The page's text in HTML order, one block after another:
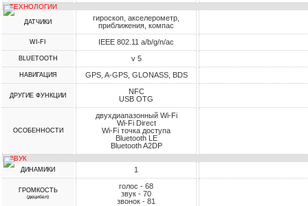
ТЕХНОЛОГИИ
ДАТЧИКИ
гироскоп, акселерометр,
приближения, компас
WI-FI IEEE 802.11 a/b/g/n/ac
BLUETOOTH v 5
НАВИГАЦИЯ GPS, A-GPS, GLONASS, BDS
ДРУГИЕ ФУНКЦИИ
NFC
USB OTG
ОСОБЕННОСТИ
двухдиапазонный Wi-Fi
Wi-Fi Direct
Wi-Fi точка доступа
Bluetooth LE
Bluetooth A2DP
ЗВУК
ДИНАМИКИ 1
ГРОМКОСТЬ
(децибел)
голос - 68
звук - 70
звонок - 81